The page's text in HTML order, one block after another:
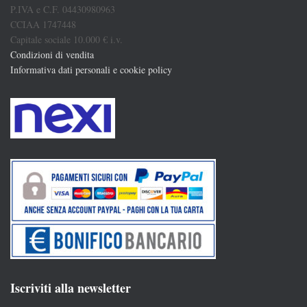
P.IVA e C.F. 04430980963
CCIAA 1747448
Capitale sociale 10.000 € i.v.
Condizioni di vendita
Informativa dati personali e cookie policy
Iscriviti alla newsletter